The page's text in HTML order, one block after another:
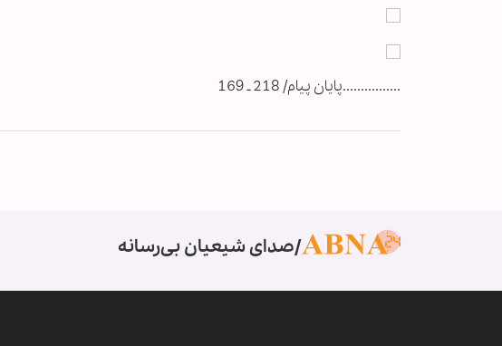
................پایان پیام/ 218 ـ 169
صدای شیعیان بی‌رسانه